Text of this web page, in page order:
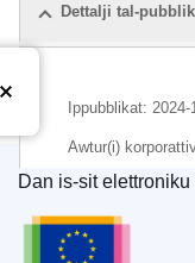
Dettalji tal-
Ippubblikat: 2024-
Awtur(i)
IMMC : ST 15972
L-Uffiċċju tal-
Dan is-sit